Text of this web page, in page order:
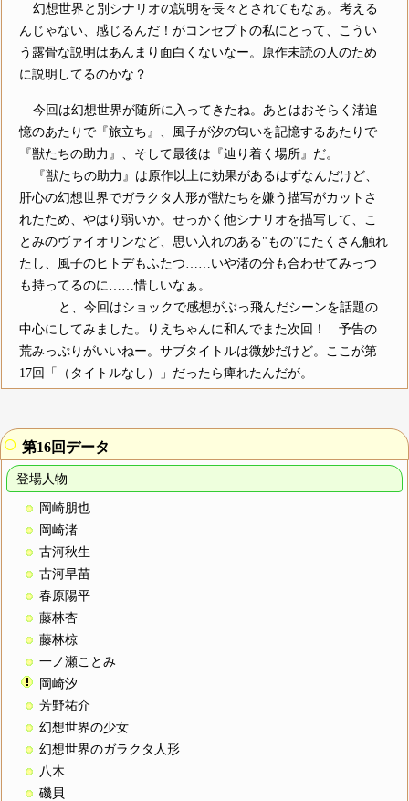
幻想世界と別シナリオの説明を長々とされてもなぁ。考える
んじゃない、感じるんだ！がコンセプトの私にとって、こうい
う露骨な説明はあんまり面白くないなー。原作未読の人のため
に説明してるのかな？
今回は幻想世界が随所に入ってきたね。あとはおそらく渚追
憶のあたりで『旅立ち』、風子が汐の匂いを記憶するあたりで
『獣たちの助力』、そして最後は『辿り着く場所』だ。
『獣たちの助力』は原作以上に効果があるはずなんだけど、
肝心の幻想世界でガラクタ人形が獣たちを嫌う描写がカットさ
れたため、やはり弱いか。せっかく他シナリオを描写して、こ
とみのヴァイオリンなど、思い入れのある"もの"にたくさん触れ
たし、風子のヒトデもふたつ……いや渚の分も合わせてみっつ
も持ってるのに……惜しいなぁ。
……と、今回はショックで感想がぶっ飛んだシーンを話題の
中心にしてみました。りえちゃんに和んでまた次回！ 予告の
荒みっぷりがいいねー。サブタイトルは微妙だけど。ここが第
17回「（タイトルなし）」だったら痺れたんだが。
○ 第16回データ
登場人物
岡崎朋也
岡崎渚
古河秋生
古河早苗
春原陽平
藤林杏
藤林椋
一ノ瀬ことみ
岡崎汐
芳野祐介
幻想世界の少女
幻想世界のガラクタ人形
八木
磯貝